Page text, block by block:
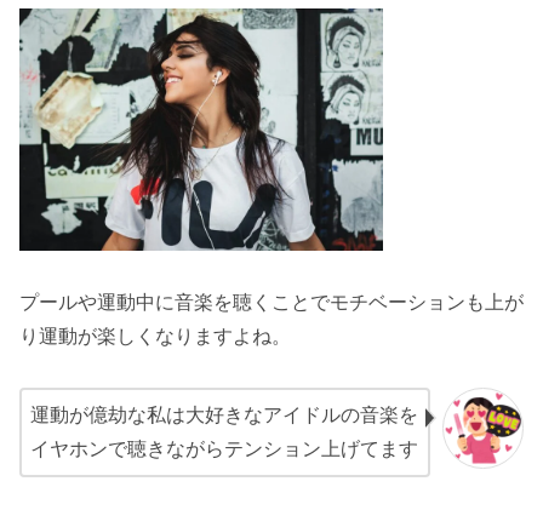
プールや運動中に音楽を聴くことでモチベーションも上が
り運動が楽しくなりますよね。
運動が億劫な私は大好きなアイドルの音楽を
イヤホンで聴きながらテンション上げてます